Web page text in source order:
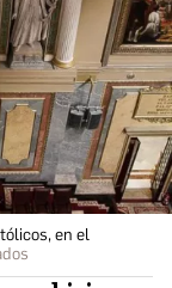
en el